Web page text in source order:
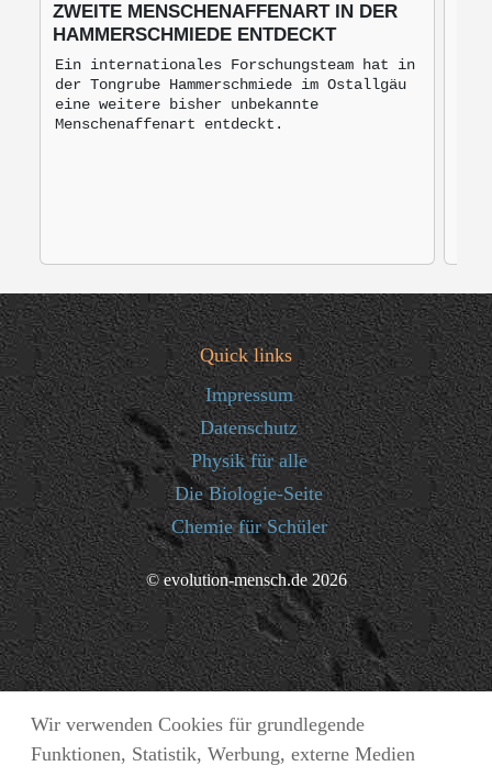
Wir verwenden Cookies für grundlegende
Funktionen, Statistik, Werbung, externe Medien
ZWEITE MENSCHENAFFENART IN DER
HAMMERSCHMIEDE ENTDECKT
Ein internationales Forschungsteam hat in
der Tongrube Hammerschmiede im Ostallgäu
eine weitere bisher unbekannte
Menschenaffenart entdeckt.
Quick links
Impressum
Datenschutz
Physik für alle
Die Biologie-Seite
Chemie für Schüler
© evolution-mensch.de 2026